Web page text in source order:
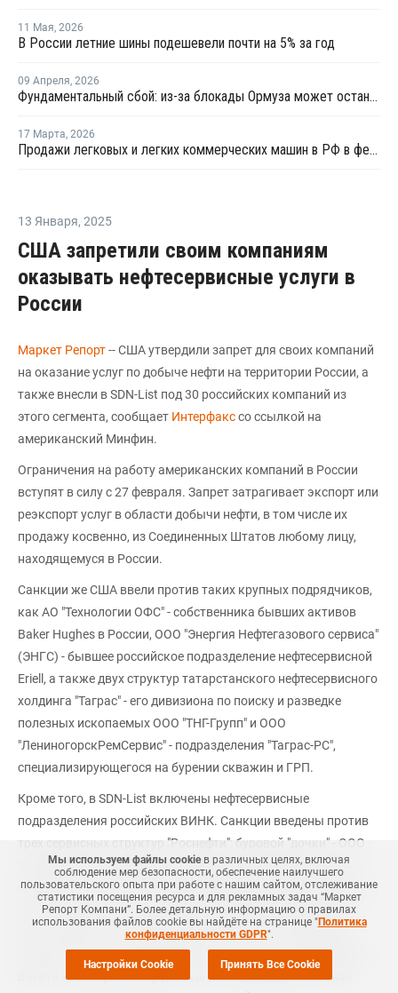
11 Мая, 2026
В России летние шины подешевели почти на 5% за год
09 Апреля, 2026
Фундаментальный сбой: из-за блокады Ормуза может остановиться производство автомобилей
17 Марта, 2026
Продажи легковых и легких коммерческих машин в РФ в феврале выросли на 1,2% год к году
13 Января, 2025
США запретили своим компаниям
оказывать нефтесервисные услуги в
России
Маркет Репорт-- США утвердили запрет для своих компаний
на оказание услуг по добыче нефти на территории России, а
также внесли в SDN-List под 30 российских компаний из
этого сегмента, сообщает Интерфакссо ссылкой на
американский Минфин.
Ограничения на работу американских компаний в России
вступят в силу с 27 февраля. Запрет затрагивает экспорт или
реэкспорт услуг в области добычи нефти, в том числе их
продажу косвенно, из Соединенных Штатов любому лицу,
находящемуся в России.
Санкции же США ввели против таких крупных подрядчиков,
как АО "Технологии ОФС" - собственника бывших активов
Baker Hughes в России, ООО "Энергия Нефтегазового сервиса"
(ЭНГС) - бывшее российское подразделение нефтесервисной
Eriell, а также двух структур татарстанского нефтесервисного
холдинга "Таграс" - его дивизиона по поиску и разведке
полезных ископаемых ООО "ТНГ-Групп" и ООО
"ЛениногорскРемСервис" - подразделения "Таграс-РС",
специализирующегося на бурении скважин и ГРП.
Кроме того, в SDN-List включены нефтесервисные
подразделения российских ВИНК. Санкции введены против
трех сервисных структур "Роснефти": буровой "дочки" - ООО
"РН Бурение"; отвечающее за увеличение продуктивности
скважин - ООО "РН-ГРП"; осуществляющее ремонт скважин -
ООО "РН Сервис". Ограничения также распространены на
ООО "Вэллтех". Согласно данным ЕГРЮЛ, 51% компании
через ООО "ЭКТО" контролирует сын основателя "ЛУКОЙЛа"
Вагита Алекперова Юсуф, а еще 49% принадлежит самой
Мы используем файлы cookie в различных целях, включая
соблюдение мер безопасности, обеспечение наилучшего
пользовательского опыта при работе с нашим сайтом, отслеживание
статистики посещения ресурса и для рекламных задач “Маркет
Репорт Компани”. Более детальную информацию о правилах
использования файлов cookie вы найдёте на странице "Политика
конфиденциальности GDPR".
Настройки Cookie Принять Все Cookie